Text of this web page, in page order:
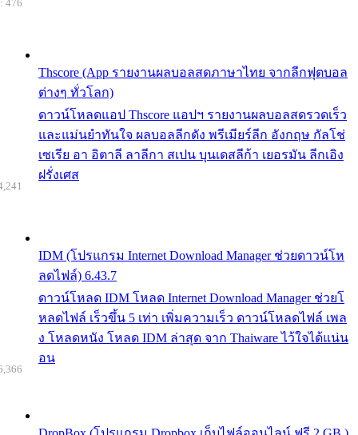
Thscore (App รายงานผลบอลสดภาษาไทย จากลีกฟุตบอล
ต่างๆ ทั่วโลก)
ดาวน์โหลดแอป Thscore แอปฯ รายงานผลบอลสดรวดเร็ว
และแม่นยำทันใจ ผลบอลลีกดัง พรีเมียร์ลีก อังกฤษ กัลโช่
เซเรีย อา อิตาลี ลาลีกา สเปน บุนเดสลีก้า เยอรมัน ลีกเอิง
ฝรั่งเศส
476
IDM (โปรแกรม Internet Download Manager ช่วยดาวน์โห
ลดไฟล์) 6.43.7
ดาวน์โหลด IDM โหลด Internet Download Manager ช่วยโ
หลดไฟล์ เร็วขึ้น 5 เท่า เพิ่มความเร็ว ดาวน์โหลดไฟล์ เพล
ง โหลดหนัง โหลด IDM ล่าสุด จาก Thaiware ไว้ใจได้แน่น
อน